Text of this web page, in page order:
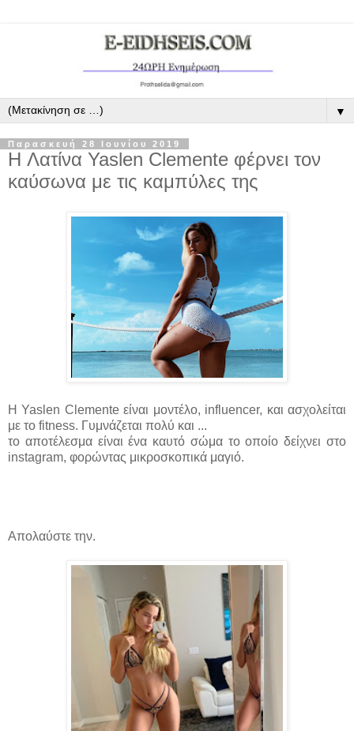
▼
Παρασκευή 28 Ιουνίου 2019
H Λατίνα Yaslen Clemente φέρνει τον
καύσωνα με τις καμπύλες της
Η Yaslen Clemente είναι μοντέλο, influencer, και ασχολείται
με το fitness. Γυμνάζεται πολύ και ...
το αποτέλεσμα είναι ένα καυτό σώμα το οποίο δείχνει στο
instagram, φορώντας μικροσκοπικά μαγιό.
Απολαύστε την.